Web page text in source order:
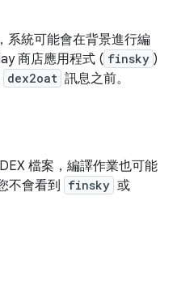
系統可能會在背景進行編
商店應用程式 ( finsky )
dex2oat 訊息之前。
檔案，編譯作業也可能
不會看到
finsky 或